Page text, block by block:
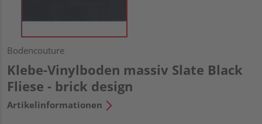
Bodencouture
Klebe-Vinylboden massiv Slate Black
Fliese - brick design
Artikelinformationen